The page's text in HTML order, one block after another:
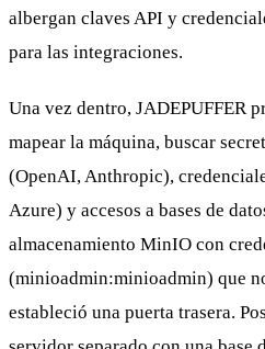
albergan claves API y
para las integraciones.
Una vez dentro, JADEPUFFER
mapear la máquina, buscar
(OpenAI, Anthropic),
Azure) y accesos a bases de
almacenamiento MinIO con
(minioadmin:minioadmin) que
estableció una puerta trasera.